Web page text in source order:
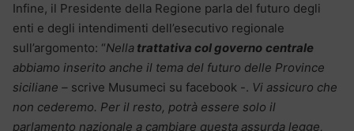
Infine, il Presidente della Regione parla del futuro degli
enti e degli intendimenti dell’esecutivo regionale
sull’argomento: “Nella trattativa col governo centrale
abbiamo inserito anche il tema del futuro delle Province
siciliane – scrive Musumeci su facebook -. Vi assicuro che
non cederemo. Per il resto, potrà essere solo il
parlamento nazionale a cambiare questa assurda legge,